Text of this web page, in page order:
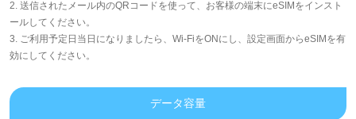
2. 送信されたメール内のQRコードを使って、お客様の端末にeSIMをインスト
ールしてください。
3. ご利用予定日当日になりましたら、Wi-FiをONにし、設定画面からeSIMを有
効にしてください。
データ容量